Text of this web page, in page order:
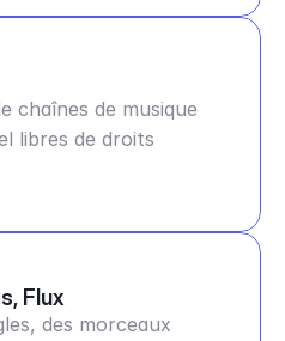
chaînes de musique
libres de droits
Flux
des morceaux